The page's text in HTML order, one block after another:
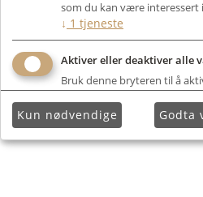
som du kan være interessert
↓ 1 tjeneste
Aktiver eller deaktiver alle
Bruk denne bryteren til å
Kun nødvendige Godta